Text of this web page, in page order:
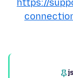
https://